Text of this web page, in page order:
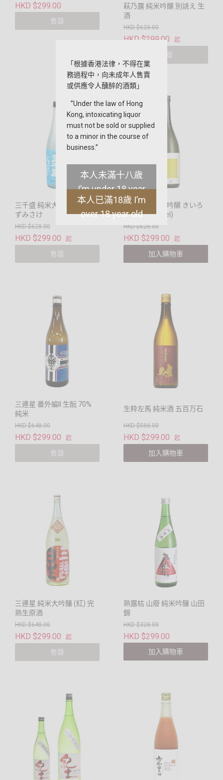
HKD $299.00
售罄
萩乃露 純米吟醸 別誂え 生
酒
HKD $628.00
HKD $299.00 起
售罄
三千盛 純米大吟醸 香るす
ずみさけ
HKD $628.00
HKD $299.00 起
售罄
萩乃露 純米大吟醸 きいろ
生原酒(黃Label)
HKD $628.00
HKD $299.00 起
加入購物車
三連星 番外編II 生酛 70%
純米
HKD $648.00
HKD $299.00 起
售罄
生粋左馬 純米酒 五百万石
HKD $588.00
HKD $299.00 起
加入購物車
三連星 純米大吟釀 (紅) 完
熟生原酒
HKD $648.00
HKD $299.00 起
售罄
熟露枯 山廢 純米吟釀 山田
錦
HKD $328.00
HKD $299.00
加入購物車
「根據香港法律，不得在業
務過程中，向未成年人售賣
或供應令人醺醉的酒類」
”Under the law of Hong
Kong, intoxicating liquor
must not be sold or supplied
to a minor in the course of
business.”
本人未滿十八歲
I’m under 18 year
old
本人已滿18歲 I’m
over 18 year old